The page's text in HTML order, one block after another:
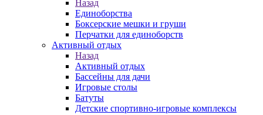
Назад
Единоборства
Боксерские мешки и груши
Перчатки для единоборств
Активный отдых
Назад
Активный отдых
Бассейны для дачи
Игровые столы
Батуты
Детские спортивно-игровые комплексы